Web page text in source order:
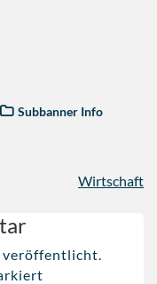
Subbanner Info
Wirtschaft
veröffentlicht.